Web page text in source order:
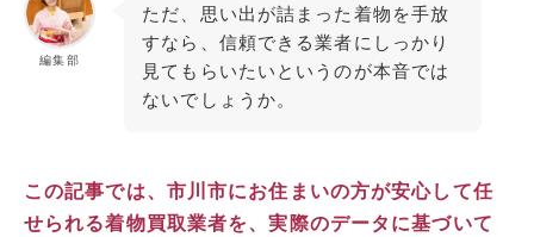
編集部
ただ、思い出が詰まった着物を手放
すなら、信頼できる業者にしっかり
見てもらいたいというのが本音では
ないでしょうか。
この記事では、市川市にお住まいの方が安心して任
せられる着物買取業者を、実際のデータに基づいて